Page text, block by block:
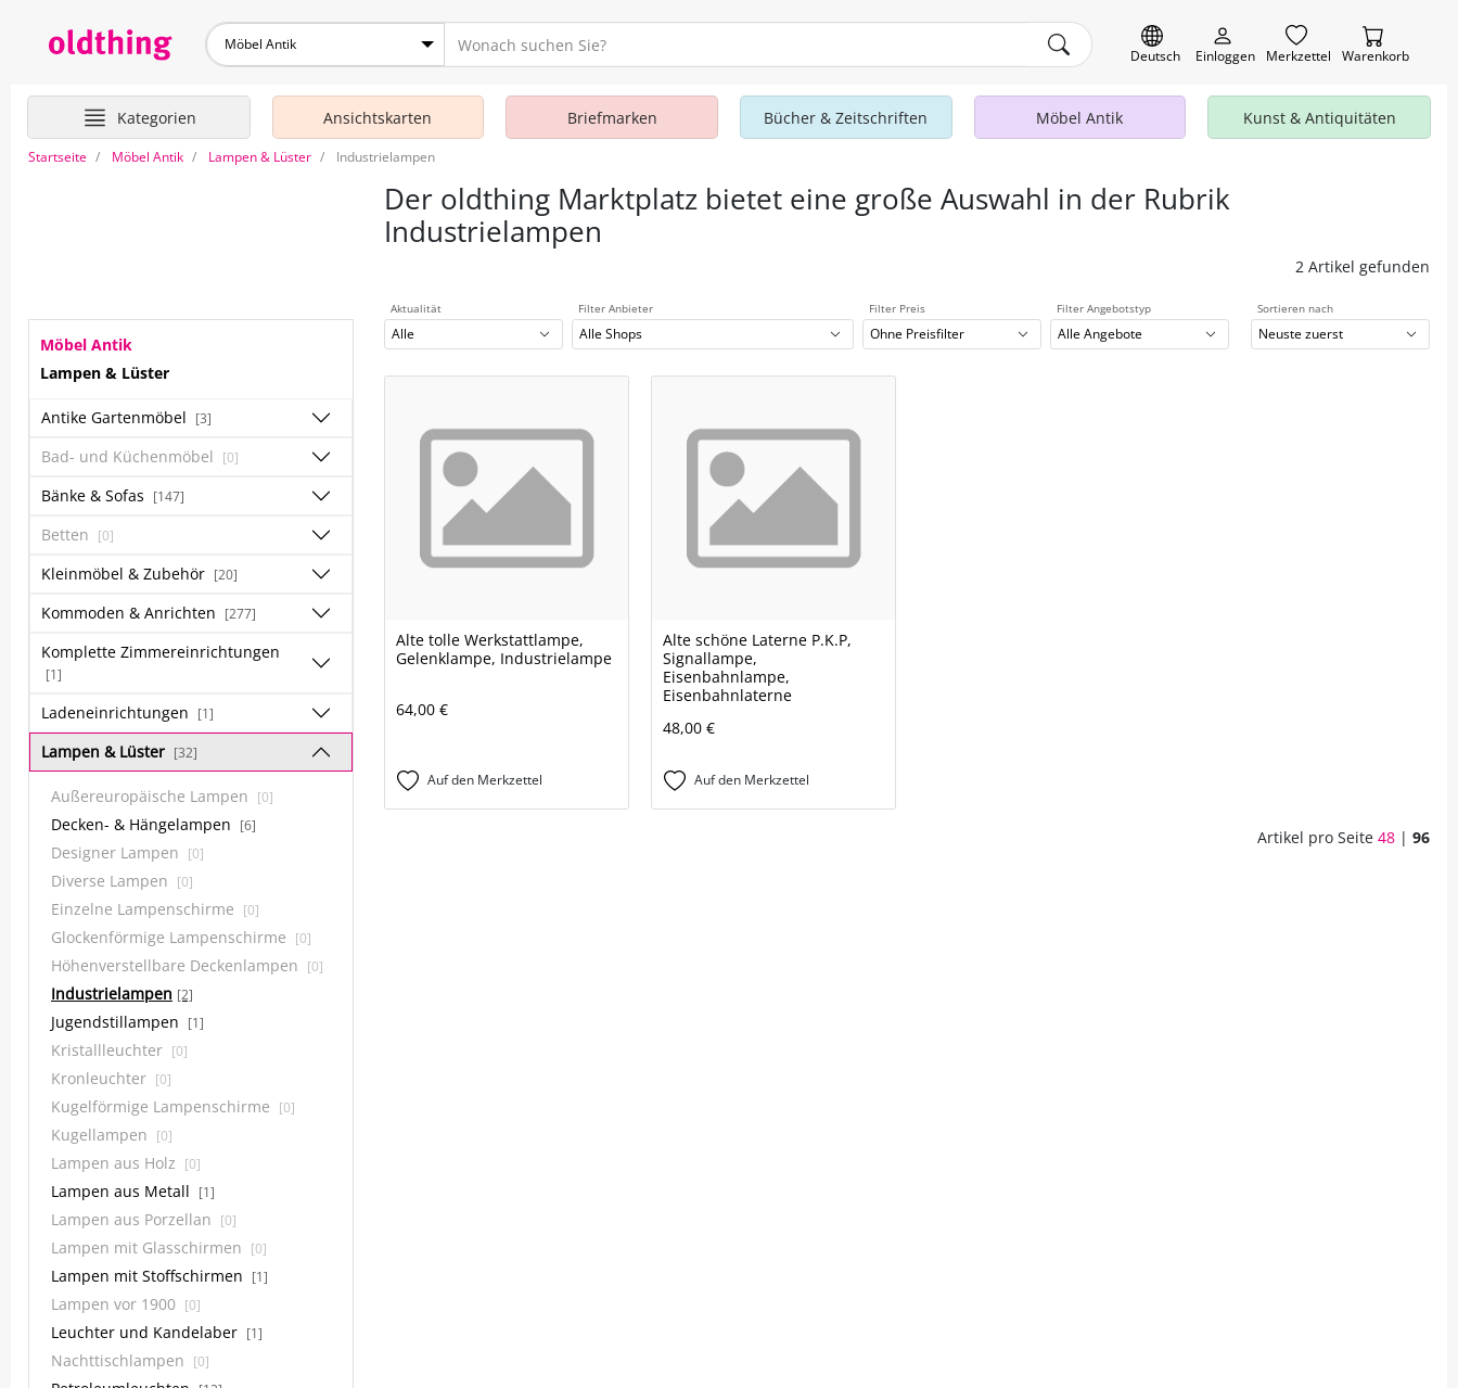
Möbel Antik
Deutsch Einloggen Merkzettel Warenkorb
Kategorien Ansichtskarten Briefmarken Bücher & Zeitschriften Möbel Antik Kunst & Antiquitäten
Startseite Möbel Antik Lampen & Lüster Industrielampen
Der oldthing Marktplatz bietet eine große Auswahl in der Rubrik
Industrielampen
2 Artikel gefunden
Möbel Antik
Lampen & Lüster
Antike Gartenmöbel [3]
Bad- und Küchenmöbel [0]
Bänke & Sofas [147]
Betten [0]
Kleinmöbel & Zubehör [20]
Kommoden & Anrichten [277]
Komplette Zimmereinrichtungen
[1]
Ladeneinrichtungen [1]
Lampen & Lüster [32]
Außereuropäische Lampen [0]
Decken- & Hängelampen [6]
Designer Lampen [0]
Diverse Lampen [0]
Einzelne Lampenschirme [0]
Glockenförmige Lampenschirme [0]
Höhenverstellbare Deckenlampen [0]
Industrielampen [2]
Jugendstillampen [1]
Kristallleuchter [0]
Kronleuchter [0]
Kugelförmige Lampenschirme [0]
Kugellampen [0]
Lampen aus Holz [0]
Lampen aus Metall [1]
Lampen aus Porzellan [0]
Lampen mit Glasschirmen [0]
Lampen mit Stoffschirmen [1]
Lampen vor 1900 [0]
Leuchter und Kandelaber [1]
Nachttischlampen [0]
Aktualität
Alle
Filter Anbieter
Alle Shops
Filter Preis
Ohne Preisfilter
Filter Angebotstyp
Alle Angebote
Sortieren nach
Neuste zuerst
Alte tolle Werkstattlampe,
Gelenklampe, Industrielampe
64,00 €
Auf den Merkzettel
Alte schöne Laterne P.K.P,
Signallampe,
Eisenbahnlampe,
Eisenbahnlaterne
48,00 €
Auf den Merkzettel
Artikel pro Seite 48 | 96